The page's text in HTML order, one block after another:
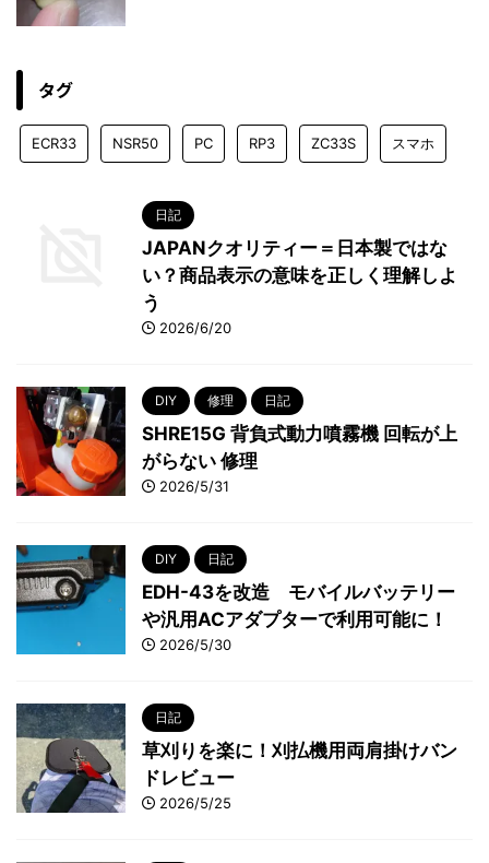
タグ
ECR33 NSR50 PC RP3 ZC33S スマホ
日記
JAPANクオリティー＝日本製ではな
い？商品表示の意味を正しく理解しよ
う
2026/6/20
DIY 修理 日記
SHRE15G 背負式動力噴霧機 回転が上
がらない 修理
2026/5/31
DIY 日記
EDH-43を改造 モバイルバッテリー
や汎用ACアダプターで利用可能に！
2026/5/30
日記
草刈りを楽に！刈払機用両肩掛けバン
ドレビュー
2026/5/25